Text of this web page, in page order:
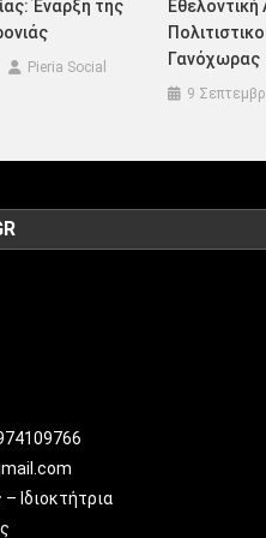
Έναρξη της
Pieria Social
Εθελοντική
Γανόχωρας
9
Ιδιοκτήτρια